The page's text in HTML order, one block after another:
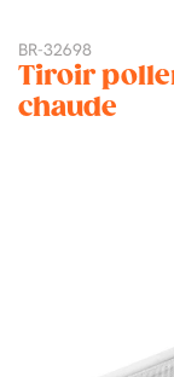
BR-32698
Tiroir
chaude